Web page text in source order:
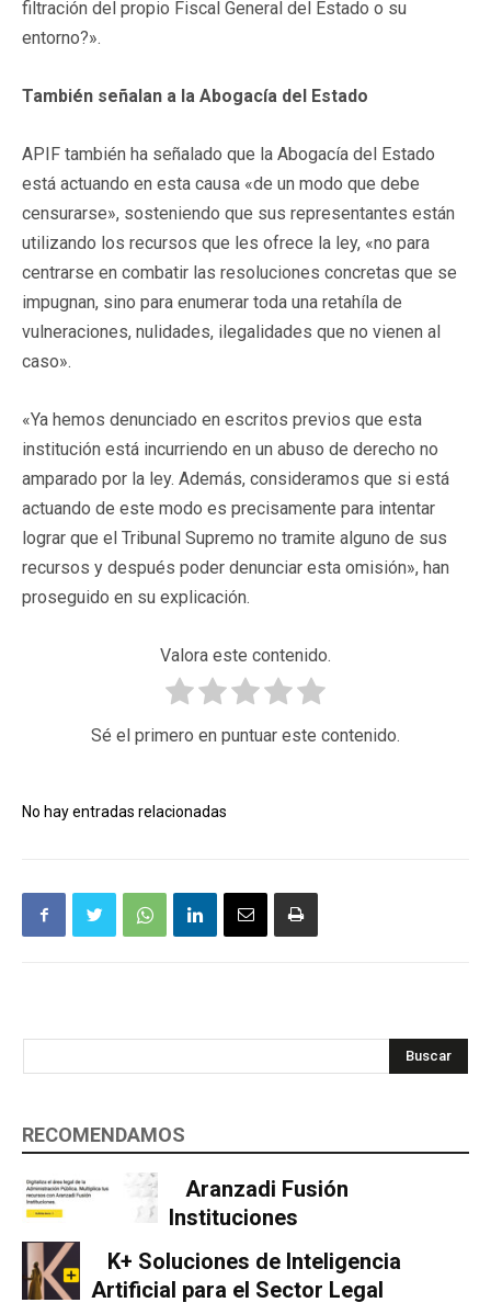
filtración del propio Fiscal General del Estado o su
entorno?».
También señalan a la Abogacía del Estado
APIF también ha señalado que la Abogacía del Estado
está actuando en esta causa «de un modo que debe
censurarse», sosteniendo que sus representantes están
utilizando los recursos que les ofrece la ley, «no para
centrarse en combatir las resoluciones concretas que se
impugnan, sino para enumerar toda una retahíla de
vulneraciones, nulidades, ilegalidades que no vienen al
caso».
«Ya hemos denunciado en escritos previos que esta
institución está incurriendo en un abuso de derecho no
amparado por la ley. Además, consideramos que si está
actuando de este modo es precisamente para intentar
lograr que el Tribunal Supremo no tramite alguno de sus
recursos y después poder denunciar esta omisión», han
proseguido en su explicación.
Valora este contenido.
Sé el primero en puntuar este contenido.
No hay entradas relacionadas
Buscar
RECOMENDAMOS
Aranzadi Fusión
Instituciones
K+ Soluciones de Inteligencia
Artificial para el Sector Legal